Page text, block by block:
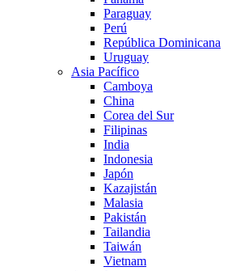
Paraguay
Perú
República Dominicana
Uruguay
Asia Pacífico
Camboya
China
Corea del Sur
Filipinas
India
Indonesia
Japón
Kazajistán
Malasia
Pakistán
Tailandia
Taiwán
Vietnam